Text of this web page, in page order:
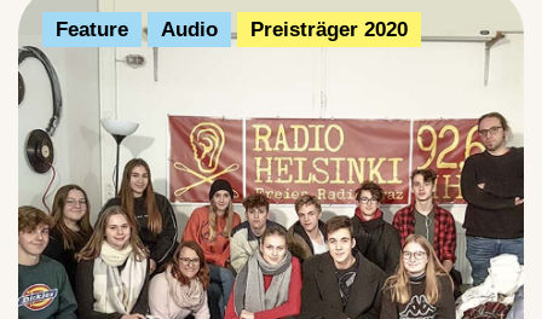
Feature Audio Preisträger 2020